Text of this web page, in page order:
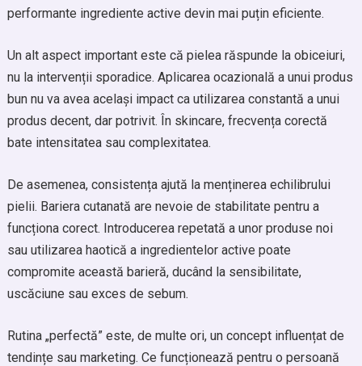
performante ingrediente active devin mai puțin eficiente.
Un alt aspect important este că pielea răspunde la obiceiuri,
nu la intervenții sporadice. Aplicarea ocazională a unui produs
bun nu va avea același impact ca utilizarea constantă a unui
produs decent, dar potrivit. În skincare, frecvența corectă
bate intensitatea sau complexitatea.
De asemenea, consistența ajută la menținerea echilibrului
pielii. Bariera cutanată are nevoie de stabilitate pentru a
funcționa corect. Introducerea repetată a unor produse noi
sau utilizarea haotică a ingredientelor active poate
compromite această barieră, ducând la sensibilitate,
uscăciune sau exces de sebum.
Rutina „perfectă” este, de multe ori, un concept influențat de
tendințe sau marketing. Ce funcționează pentru o persoană